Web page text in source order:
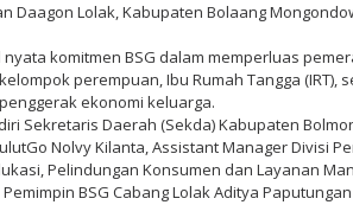
Daagon Lolak, Kabupaten Bolaang
komitmen BSG dalam memperluas
perempuan, Ibu Rumah Tangga (IRT),
ekonomi keluarga.
Sekretaris Daerah (Sekda) Kabupaten
Nolvy Kilanta, Assistant Manager Divisi
Pelindungan Konsumen dan Layanan
Pemimpin BSG Cabang Lolak Aditya